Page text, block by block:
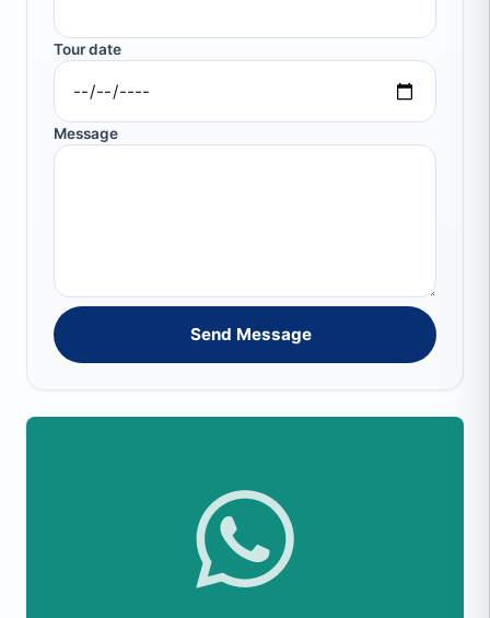
Tour date
Message
Send Message